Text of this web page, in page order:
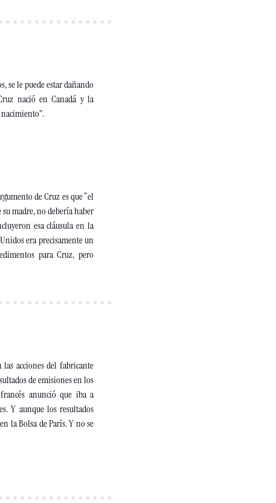
se le puede estar dañando
nació en Canadá y la
de Cruz es que “el
madre, no debería haber
esa cláusula en la
era precisamente un
para Cruz, pero
las acciones del fabricante
de emisiones en los
anunció que iba a
Y aunque los resultados
la Bolsa de París. Y no se